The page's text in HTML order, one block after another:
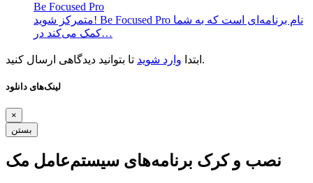
Be Focused Pro
متمرکز شوید! Be Focused Pro نام برنامه‌ای است که به شما
کمک می‌کند در…
ابتدا وارد شوید تا بتوانید دیدگاهی ارسال کنید.
لینک‌های دانلود
×
بستن
نصب و کرک برنامه‌های سیستم‌عامل مک